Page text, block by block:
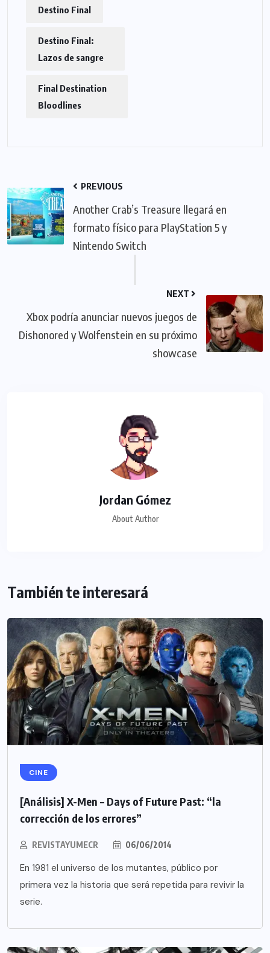
Destino Final
Destino Final:
Lazos de sangre
Final Destination
Bloodlines
PREVIOUS
Another Crab’s Treasure llegará en
formato físico para PlayStation 5 y
Nintendo Switch
NEXT
Xbox podría anunciar nuevos juegos de
Dishonored y Wolfenstein en su próximo
showcase
Jordan Gómez
About Author
También te interesará
CINE
[Análisis] X-Men – Days of Future Past: “la
corrección de los errores”
REVISTAYUMECR 06/06/2014
En 1981 el universo de los mutantes, público por
primera vez la historia que será repetida para revivir la
serie.